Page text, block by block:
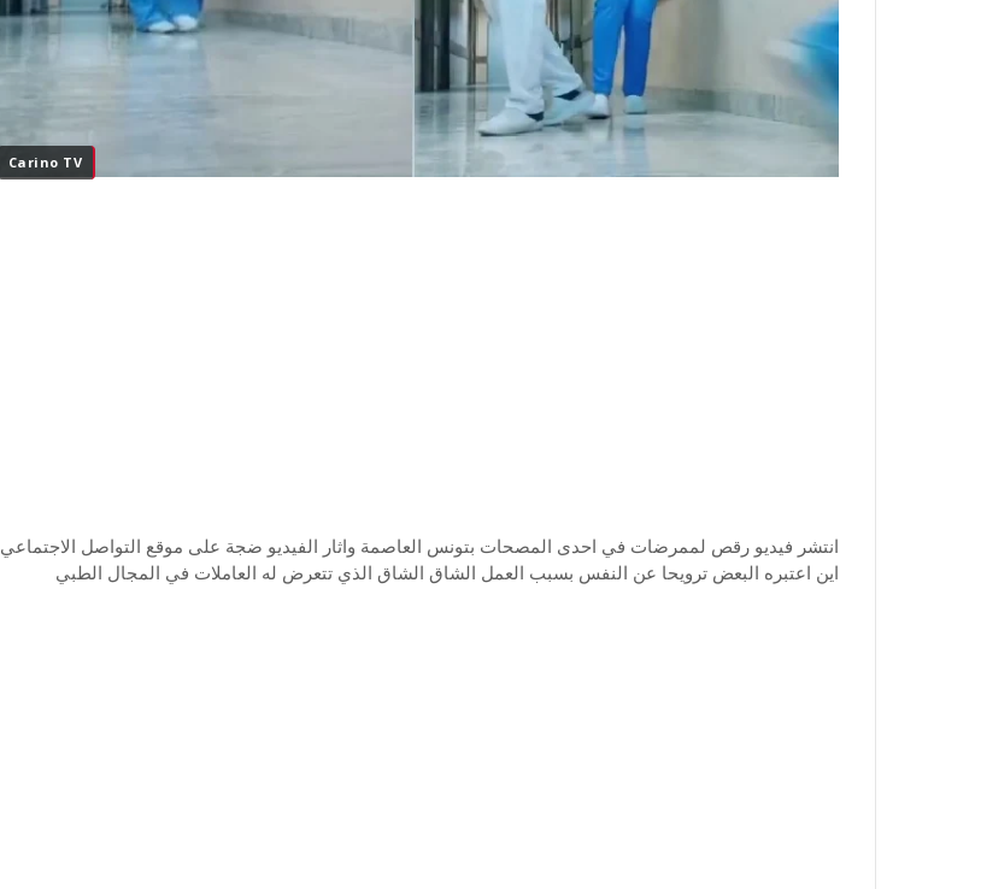
Carino TV
انتشر فيديو رقص لممرضات في احدى المصحات بتونس العاصمة واثار الفيديو ضجة على موقع التواصل الاجتماعي
اين اعتبره البعض ترويحا عن النفس بسبب العمل الشاق الشاق الذي تتعرض له العاملات في المجال الطبي